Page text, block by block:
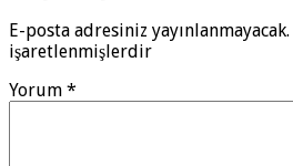
E-posta adresiniz yayınlanmayacak.
işaretlenmişlerdir
Yorum *